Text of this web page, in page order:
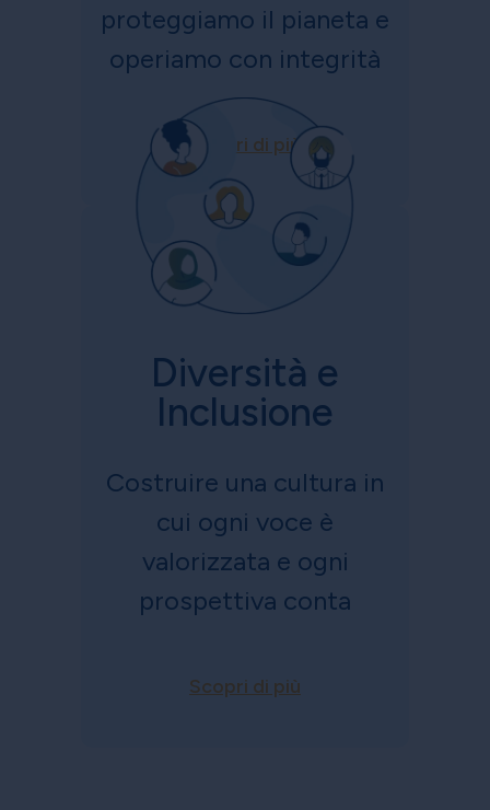
proteggiamo il pianeta e
operiamo con integrità
Scopri di più
Diversità e
Inclusione
Costruire una cultura in
cui ogni voce è
valorizzata e ogni
prospettiva conta
Scopri di più